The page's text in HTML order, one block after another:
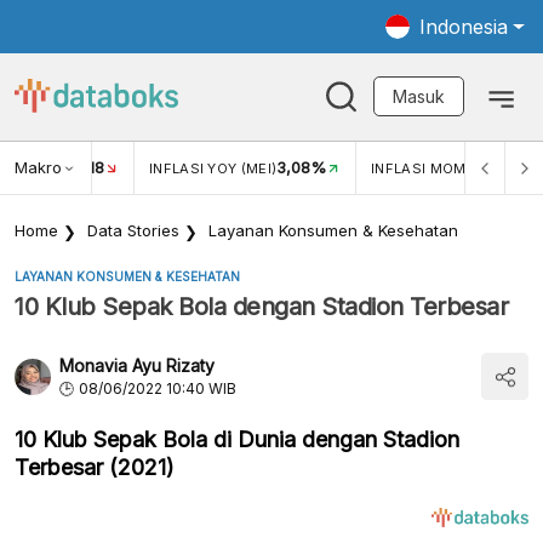
Indonesia
Masuk
Makro
USD/IDR 18 INFLASI YOY (MEI)3,08% INFLASI MOM (MEI)
Home Data Stories Layanan Konsumen & Kesehatan
LAYANAN KONSUMEN & KESEHATAN
10 Klub Sepak Bola dengan Stadion Terbesar
Monavia Ayu Rizaty
08/06/2022 10:40 WIB
10 Klub Sepak Bola di Dunia dengan Stadion
Terbesar (2021)